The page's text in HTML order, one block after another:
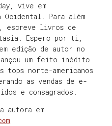
vive em
Para além
escreve livros de
Espero por ti,
edição de autor no
um feito inédito
tops norte-americanos
as vendas de e-
e consagrados.
autora em